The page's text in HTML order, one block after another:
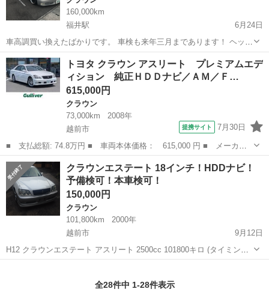
160,000km
福井駅
6月24日
車高調買い換えたばかりです。 車検も来年三月まであります！ ヘッド
ライト、フォグHID 車高調、workホイール 内装は写メ見てください。
ガラスコーティングしてあります。
福井 福井市 福井駅 クラウン 車高調
トヨタ クラウン アスリート プレミアムエデ
ィション 純正ＨＤＤナビ／ＡＭ／Ｆ…
615,000円
クラウン
73,000km
2008年
越前市
提携サイト 7月30日
■ 支払総額: 74.8万円 ■ 車両本体価格： 615,000 円 ■ メーカー
名： トヨタ ■ 車種名： クラウン ■ グレード名： アスリー
ト プレミアムエディション 純正ＨＤＤナビ／ＡＭ／ＦＭ／フルセ
グ／ＣＤ／ＭＤ...
福井 越前市 クラウン
クラウンエステート 18インチ！HDDナビ！
予備検可！本車検可！
150,000円
クラウン
101,800km
2000年
越前市
9月12日
H12 クラウンエステート アスリート 2500cc 101800キロ (タイミング
ベルト交換済み) 社外18インチ！ 純正エアロ！ 社外HDDナビ！ ETC!
全28件中 1-28件表示